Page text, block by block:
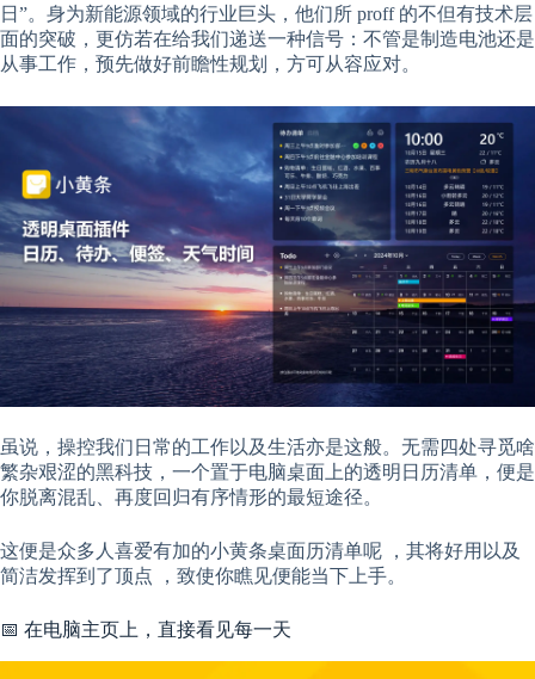
日”。身为新能源领域的行业巨头，他们所 proff 的不但有技术层
面的突破，更仿若在给我们递送一种信号：不管是制造电池还是
从事工作，预先做好前瞻性规划，方可从容应对。
虽说，操控我们日常的工作以及生活亦是这般。无需四处寻觅啥
繁杂艰涩的黑科技，一个置于电脑桌面上的透明日历清单，便是
你脱离混乱、再度回归有序情形的最短途径。
这便是众多人喜爱有加的小黄条桌面历清单呢 ，其将好用以及
简洁发挥到了顶点 ，致使你瞧见便能当下上手。
📅 在电脑主页上，直接看见每一天